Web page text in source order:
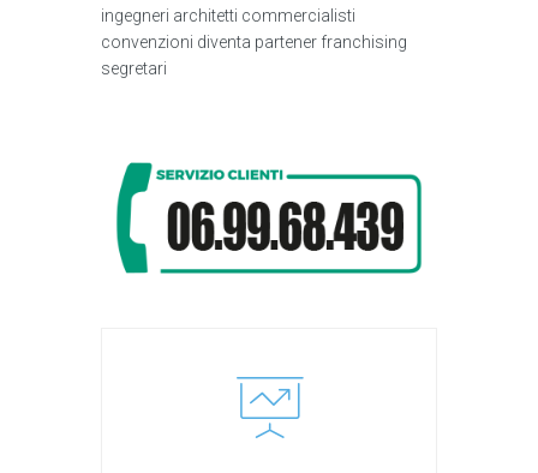
ingegneri architetti commercialisti
convenzioni diventa partener franchising
segretari